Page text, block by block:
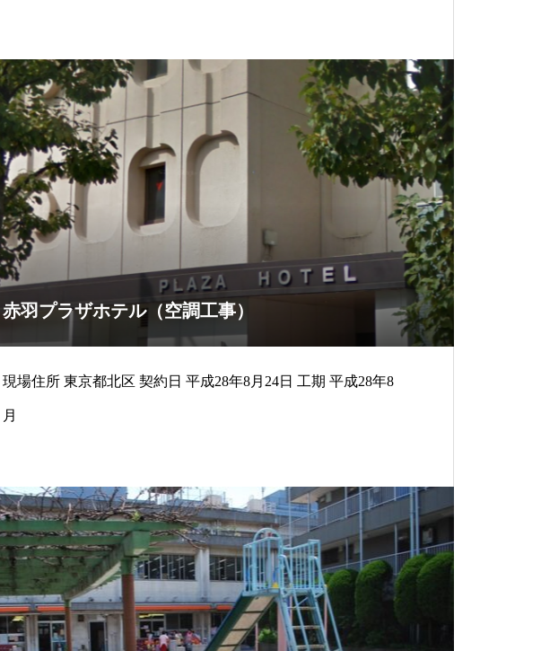
赤羽プラザホテル（空調工事）
現場住所 東京都北区 契約日 平成28年8月24日 工期 平成28年8
月